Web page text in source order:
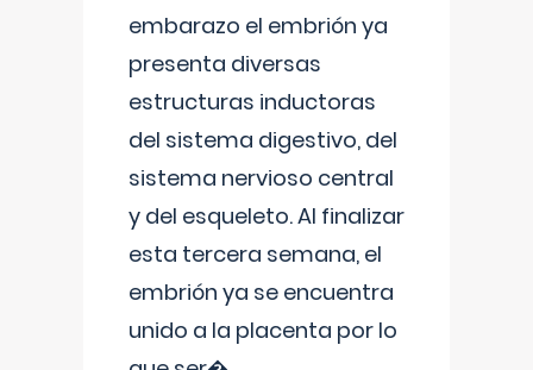
embarazo el embrión ya
presenta diversas
estructuras inductoras
del sistema digestivo, del
sistema nervioso central
y del esqueleto. Al finalizar
esta tercera semana, el
embrión ya se encuentra
unido a la placenta por lo